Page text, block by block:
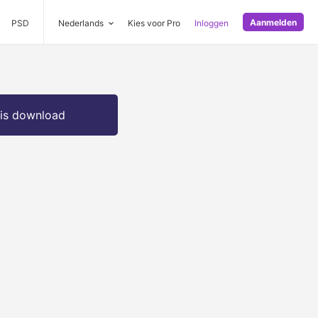
PSD Nederlands Kies voor Pro Inloggen Aanmelden
download